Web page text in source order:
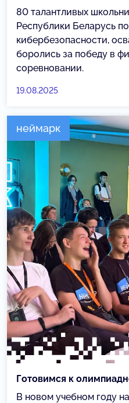
80 талантливых
Республики Беларусь
кибербезопасности,
боролись за победу в
соревновании.
19.08.2025
неймарк
Готовимся к
В новом учебном году